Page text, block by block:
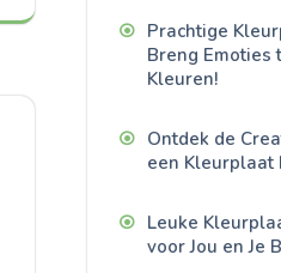
Prachtige
Breng Emoties
Kleuren!
Ontdek de
een Kleurplaat
Leuke
voor Jou en Je